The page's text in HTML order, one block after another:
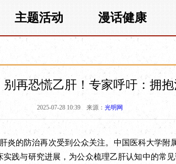
主题活动 漫话健康
再恐慌乙肝！专家呼吁：拥
2025-07-28 10:39 来源： 光明网
的防治再次受到公众关注。中国医科大学附
践与研究进展，为公众梳理乙肝认知中的常